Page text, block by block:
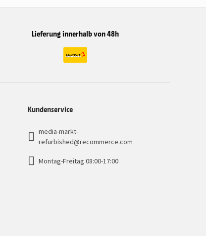
Lieferung innerhalb von 48h
Kundenservice
media-markt-
refurbished@recommerce.com
Montag-Freitag 08:00-17:00